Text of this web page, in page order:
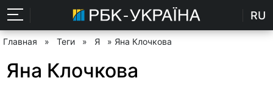
RU
Главная » Теги » Я » Яна Клочкова
Яна Клочкова